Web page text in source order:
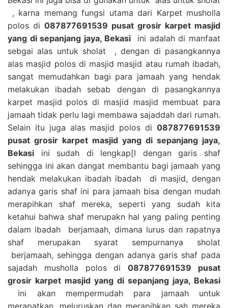
, karna memang fungsi utama dari Karpet musholla
polos di 087877691539 pusat grosir karpet masjid
yang di sepanjang jaya, Bekasi ini adalah di manfaat
sebgai alas untuk sholat , dengan di pasangkannya
alas masjid polos di masjid masjid atau rumah ibadah,
sangat memudahkan bagi para jamaah yang hendak
melakukan ibadah sebab dengan di pasangkannya
karpet masjid polos di masjid masjid membuat para
jamaah tidak perlu lagi membawa sajaddah dari rumah.
Selain itu juga alas masjid polos di 087877691539
pusat grosir karpet masjid yang di sepanjang jaya,
Bekasi ini sudah di lengkap[I dengan garis shaf
sehingga ini akan dangat membantu bagi jamaah yang
hendak melakukan ibadah ibadah di masjid, dengan
adanya garis shaf ini para jamaah bisa dengan mudah
merapihkan shaf mereka, seperti yang sudah kita
ketahui bahwa shaf merupakn hal yang paling penting
dalam ibadah berjamaah, dimana lurus dan rapatnya
shaf merupakan syarat sempurnanya sholat
berjamaah, sehingga dengan adanya garis shaf pada
sajadah musholla polos di087877691539 pusat
grosir karpet masjid yang di sepanjang jaya, Bekasi
ini akan mempermudah para jamaah untuk
merapatkan, meluruskan dan merapihkan sah mereka